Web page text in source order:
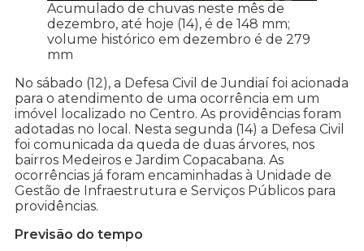
Acumulado de chuvas neste mês de
dezembro, até hoje (14), é de 148 mm;
volume histórico em dezembro é de 279
mm
No sábado (12), a Defesa Civil de Jundiaí foi acionada
para o atendimento de uma ocorrência em um
imóvel localizado no Centro. As providências foram
adotadas no local. Nesta segunda (14) a Defesa Civil
foi comunicada da queda de duas árvores, nos
bairros Medeiros e Jardim Copacabana. As
ocorrências já foram encaminhadas à Unidade de
Gestão de Infraestrutura e Serviços Públicos para
providências.
Previsão do tempo